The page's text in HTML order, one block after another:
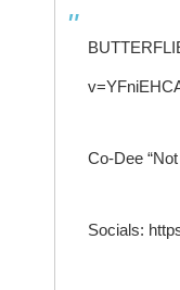
Co-Dee
Socials: